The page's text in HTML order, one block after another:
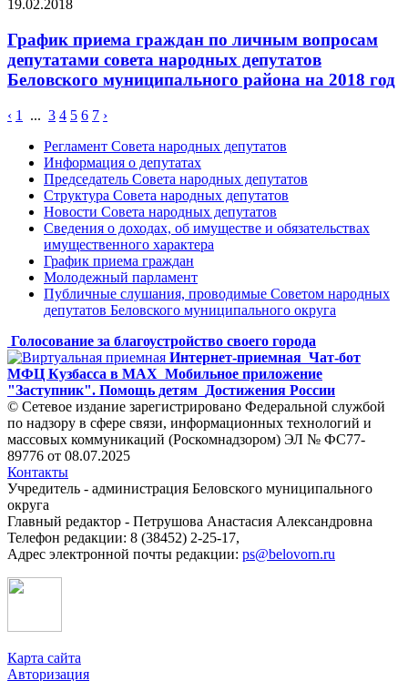
19.02.2018
График приема граждан по личным вопросам
депутатами совета народных депутатов
Беловского муниципального района на 2018 год
‹ 1 ... 3 4 5 6 7 ›
Регламент Совета народных депутатов
Информация о депутатах
Председатель Совета народных депутатов
Структура Совета народных депутатов
Новости Совета народных депутатов
Сведения о доходах, об имуществе и обязательствах
имущественного характера
График приема граждан
Молодежный парламент
Публичные слушания, проводимые Советом народных
депутатов Беловского муниципального округа
Голосование за благоустройство своего города
Интернет-приемная Чат-бот
МФЦ Кузбасса в MAX Мобильное приложение
"Заступник". Помощь детям Достижения России
© Сетевое издание зарегистрировано Федеральной службой
по надзору в сфере связи, информационных технологий и
массовых коммуникаций (Роскомнадзором) ЭЛ № ФС77-
89776 от 08.07.2025
Контакты
Учредитель - администрация Беловского муниципального
округа
Главный редактор - Петрушова Анастасия Александровна
Телефон редакции: 8 (38452) 2-25-17,
Адрес электронной почты редакции: ps@belovorn.ru
Карта сайта
Авторизация